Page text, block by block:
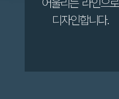
디자인합니다.